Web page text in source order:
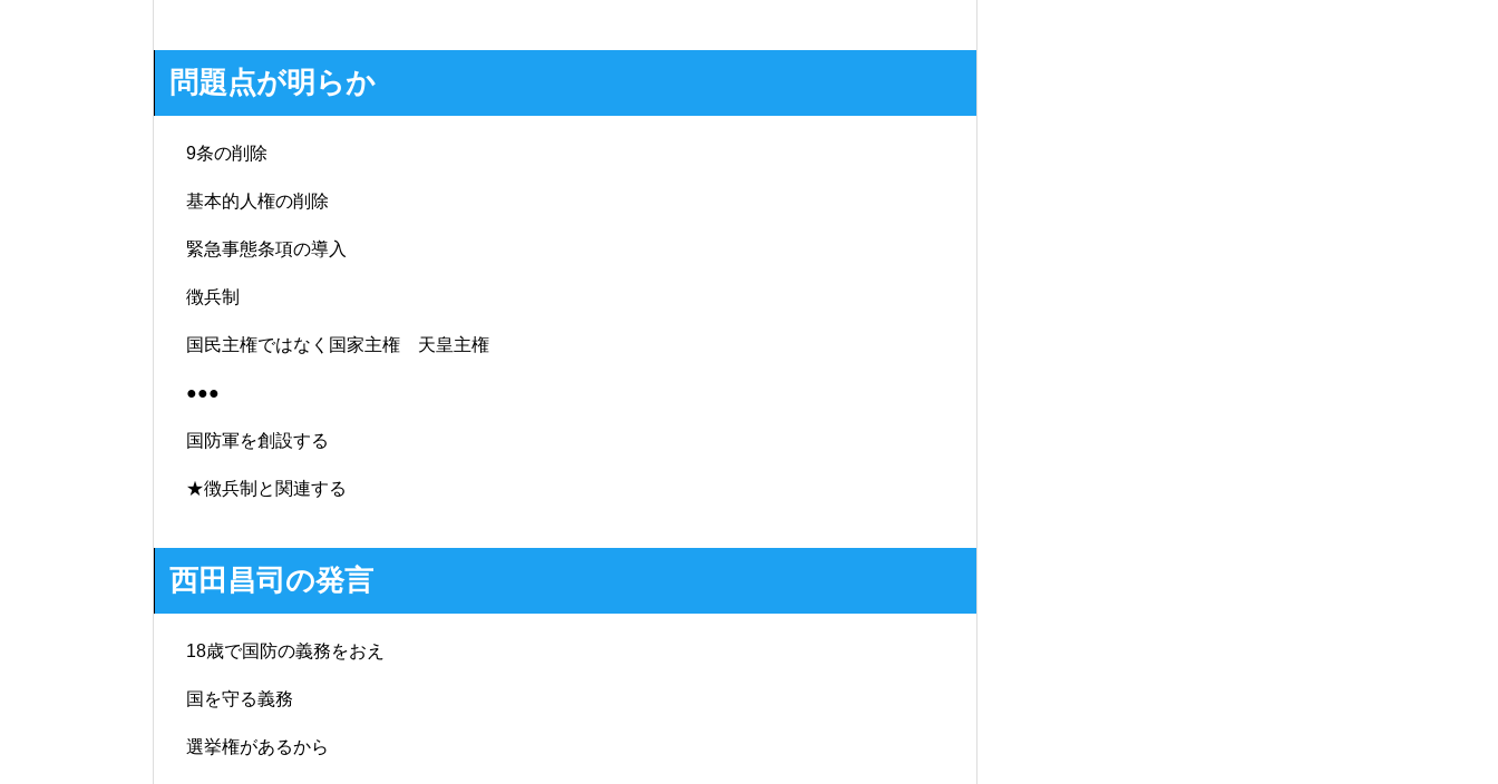
問題点が明らか
9条の削除
基本的人権の削除
緊急事態条項の導入
徴兵制
国民主権ではなく国家主権 天皇主権
●●●
国防軍を創設する
★徴兵制と関連する
西田昌司の発言
18歳で国防の義務をおえ
国を守る義務
選挙権があるから